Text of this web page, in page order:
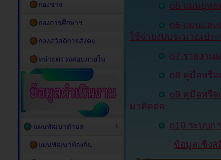
o5 แผนยุท
o6 แผนและ
ใช้จ่ายงบประมาณปร
o7 รายงาน
o8 คู่มือหรือ
o9 คู่มือหรือ
มาติดต่อ
o10 ระบบก
ข้อมูลเชิงส
กองช่าง
กองการศึกษาฯ
กองสวัสดิการสังคม
หน่วยตรวจสอบภายใน
แผนพัฒนาตำบล
แผนพัฒนาท้องถิ่น